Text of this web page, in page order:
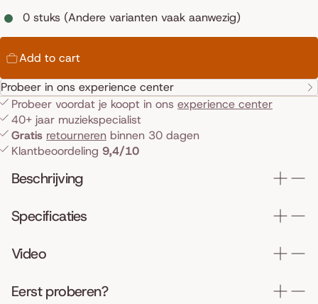
0 stuks (Andere varianten vaak aanwezig)
Add to cart
Probeer in ons experience center
Probeer voordat je koopt in ons experience center
40+ jaar muziekspecialist
Gratis retourneren binnen 30 dagen
Klantbeoordeling 9,4/10
Beschrijving
Specificaties
Video
Eerst proberen?